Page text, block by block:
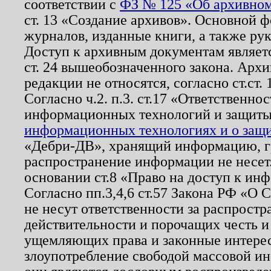
соответствии с ФЗ № 125 «Об
ст. 13 «Создание архивов». Основной
журналов, изданные книги, а также
Доступ к архивным документам
ст. 24 вышеобозначенного закона.
редакции не относятся, согласно
Согласно ч.2. п.3. ст.17
информационных технологий и
информационных технологиях и о
«Дебри-ДВ», хранящий информацию,
распространение информации не
основании ст.8 «Право на доступ к
Согласно пп.3,4,6 ст.57 Закона РФ «О
не несут ответственности за
действительности и порочащих честь
ущемляющих права и законные
злоупотребление свободой массовой